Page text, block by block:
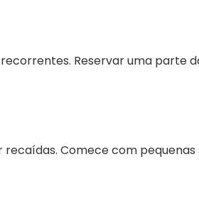
Reservar uma parte
Comece com pequenas